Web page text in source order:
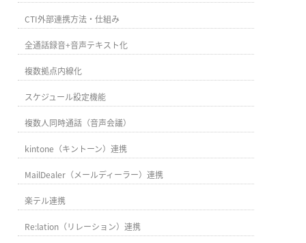
CTI外部連携方法・仕組み
全通話録音+音声テキスト化
複数拠点内線化
スケジュール設定機能
複数人同時通話（音声会議）
kintone（キントーン）連携
MailDealer（メールディーラー）連携
楽テル連携
Re:lation（リレーション）連携